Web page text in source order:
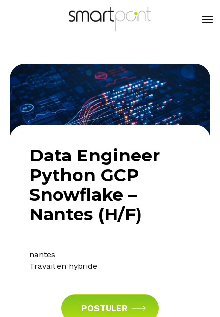
Data Engineer
Python GCP
Snowflake –
Nantes (H/F)
nantes
Travail en hybride
POSTULER